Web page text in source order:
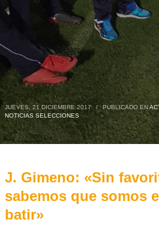
JUEVES, 21 DICIEMBRE 2017 / PUBLICADO EN
NOTICIAS SELECCIONES
J. Gimeno: «Sin
sabemos que somos
batir»